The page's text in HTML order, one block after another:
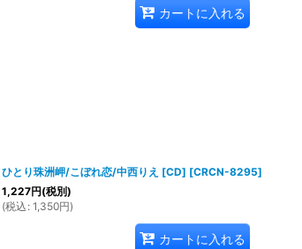
カートに入れる
ひとり珠洲岬/こぼれ恋/中西りえ [CD] [CRCN-8295]
1,227円(税別)
(税込 : 1,350円)
カートに入れる